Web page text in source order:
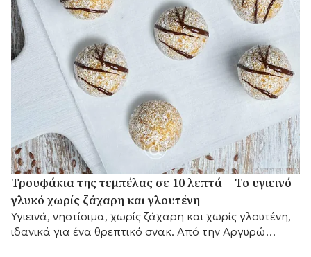
Τρουφάκια της τεμπέλας σε 10 λεπτά – Το υγιεινό
γλυκό χωρίς ζάχαρη και γλουτένη
Υγιεινά, νηστίσιμα, χωρίς ζάχαρη και χωρίς γλουτένη,
ιδανικά για ένα θρεπτικό σνακ. Από την Αργυρώ